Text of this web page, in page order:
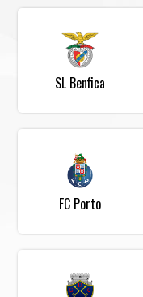
SL Benfica
FC Porto